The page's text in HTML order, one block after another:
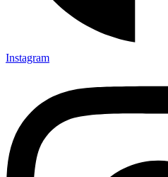
Instagram